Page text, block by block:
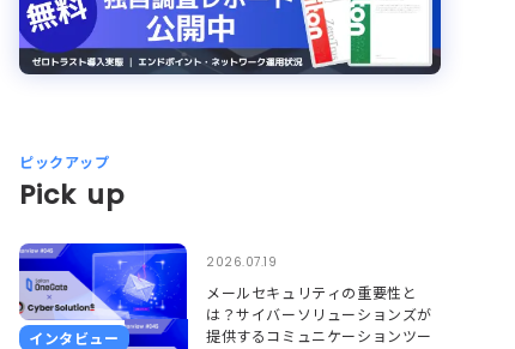
ピックアップ
Pick up
インタビュー
2026.07.19
メールセキュリティの重要性と
は？サイバーソリューションズが
提供するコミュニケーションツー